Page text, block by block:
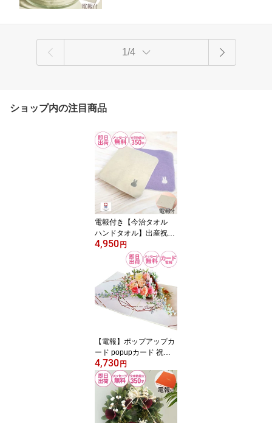
1/4
ショップ内の注目商品
電報付き【今治タオル
ハンドタオル】出産祝い
おしゃれ 祝電 誕生日 お
祝い電報 記念日 赤ちゃ
ん ベビー ギフト プレゼ
ント 新築祝い 人気
4,950 円
【電報】ポップアップカ
ード popupカード 祝電
結婚式 おしゃれ ウエデ
ィングカード メッセージ
カード グリーティングカ
ード 結婚祝い ブライダ
ル プレゼント かわいい
誕生日 お祝い電報【ポッ
4,730 円